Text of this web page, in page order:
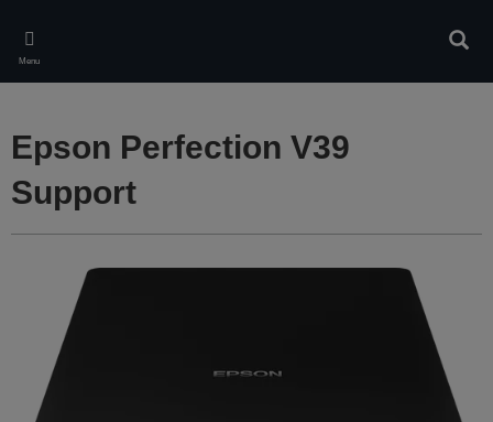
main
content
Menu
Epson Perfection V39
Support